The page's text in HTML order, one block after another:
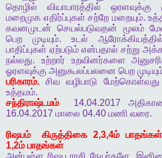
தொழில்
வியாபாரத்தில் ஒரளவுக்கு
மறைமுக எதிர்ப்புகள் சற்றே மறையும்.
கவனமுடன்
செயல்படுவதன் மூலம்
பெற
முடியும்.உடல்
பாதிப்புகள் ஏற்படும் என்பதால் சற்று
நல்லது. உற்றார் உறவினர்களை
ஓரளவுக்கு அனுகூலப்பலனை பெற
பரிகாரம். சிவ வழிபாடு மேற்கொள்வது
உத்தமம்.
சந்திராஷ்டமம் 14.04.2017
16.04.2017 மாலை 04.40 மணி வரை.
ரிஷபம் கிருத்திகை 2,3,4ம் பாதங்கள்
1,2ம் பாதங்கள்
அன்புள்ள ரிஷப ராசி நேயர்களே